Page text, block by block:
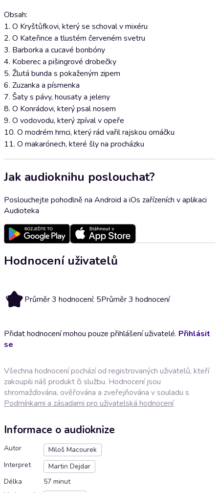
Obsah:
1. O Kryštůfkovi, který se schoval v mixéru
2. O Kateřince a tlustém červeném svetru
3. Barborka a cucavé bonbóny
4. Koberec a pišingrové drobečky
5. Žlutá bunda s pokaženým zipem
6. Zuzanka a písmenka
7. Šaty s pávy, housaty a jeleny
8. O Konrádovi, který psal nosem
9. O vodovodu, který zpíval v opeře
10. O modrém hrnci, který rád vařil rajskou omáčku
11. O makarónech, které šly na procházku
Jak audioknihu poslouchat?
Poslouchejte pohodlně na Android a iOs zařízeních v aplikaci
Audioteka
Hodnocení uživatelů
5 Průměr 3 hodnocení: 5Průměr 3 hodnocení
Přidat hodnocení mohou pouze přihlášení uživatelé. Přihlásit
se
Všechna hodnocení pochází od registrovaných uživatelů, kteří
zakoupili náš produkt či službu. Hodnocení jsou
shromažďována, ověřována a zveřejňována v souladu s
Podmínkami a zásadami pro uživatelská hodnocení
Informace o audioknize
Autor
Miloš Macourek
Interpret
Martin Dejdar
Délka
57 minut